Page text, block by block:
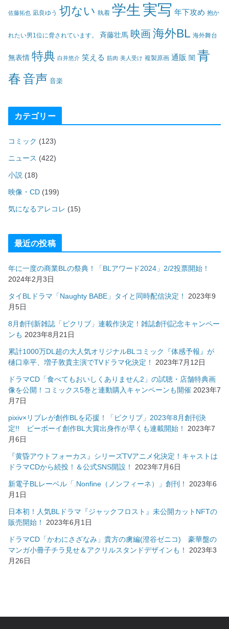
佐藤拓也 凪良ゆう 切ない 執着 学生 実写 年下攻め 抱か
れたい男1位に脅されています。 斉藤壮馬 映画海外BL 海外舞台
無表情 特典 白井悠介 笑える 筋肉 美人受け 複製原画 通販 闇 青
春音声 音楽
カテゴリー
コミック (123)
ニュース (422)
小説 (18)
映像・CD (199)
気になるアレコレ (15)
最近の投稿
年に一度の商業BLの祭典！「BLアワード2024」2/2投票開始！
2024年2月3日
タイBLドラマ「Naughty BABE」タイと同時配信決定！
2023年9
月5日
8月創刊新雑誌「ピクリブ」連載作決定！雑誌創刊記念キャンペー
ンも 2023年8月21日
累計1000万DL超の大人気オリジナルBLコミック『体感予報』が
樋口幸平、増子敦貴主演でTVドラマ化決定！
2023年7月12日
ドラマCD「食べてもおいしくありません2」の試聴・店舗特典画
像を公開！コミックス5巻と連動購入キャンペーンも開催 2023年7
月7日
pixiv×リブレが創作BLを応援！「ピクリブ」2023年8月創刊決
定!! ビーボーイ創作BL大賞出身作が早くも連載開始！
2023年7
月6日
『黄昏アウトフォーカス』シリーズTVアニメ化決定！キャストは
ドラマCDから続投！＆公式SNS開設！
2023年7月6日
新電子BLレーベル「.Nonfine（ノンフィーネ）」創刊！
2023年6
月1日
日本初！人気BLドラマ『ジャックフロスト』未公開カットNFTの
販売開始！
2023年6月1日
ドラマCD「かわにさざなみ」貴方の虜編(澄谷ゼニコ) 豪華盤の
マンガ小冊子チラ見せ＆アクリルスタンドデザインも！
2023年3
月26日